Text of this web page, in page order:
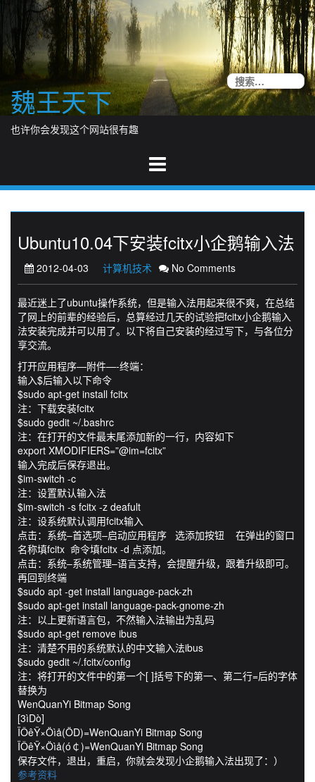
content
魏王天下
也许你会发现这个网站很有趣
搜
Ubuntu10.04下安装fcitx小企鹅输入法
2012-04-03 计算机技术 No Comments
最近迷上了ubuntu操作系统，但是输入法用起来很不爽，在总结
了网上的前辈的经验后，总算经过几天的试验把fcitx小企鹅输入
法安装完成并可以用了。以下将自己安装的经过写下，与各位分
享交流。
打开应用程序—附件—-终端：
输入$后输入以下命令
$sudo apt-get install fcitx
注：下载安装fcitx
$sudo gedit ~/.bashrc
注：在打开的文件最末尾添加新的一行，内容如下
export XMODIFIERS=”@im=fcitx”
输入完成后保存退出。
$im-switch -c
注：设置默认输入法
$im-switch -s fcitx -z deafult
注：设系统默认调用fcitx输入
点击：系统–首选项–启动应用程序 选添加按钮 在弹出的窗口
名称填fcitx 命令填fcitx -d 点添加。
点击：系统–系统管理–语言支持，会提醒升级，跟着升级即可。
再回到终端
$sudo apt -get install language-pack-zh
$sudo apt-get install language-pack-gnome-zh
注：以上更新语言包，不然输入法输出为乱码
$sudo apt-get remove ibus
注：清楚不用的系统默认的中文输入法ibus
$sudo gedit ~/.fcitx/config
注：将打开的文件中的第一个[ ]括号下的第一、第二行=后的字体
替换为
WenQuanYi Bitmap Song
[3ìDò]
ÏÔêŸ×Öìå(ÖD)=WenQuanYi Bitmap Song
ÏÔêŸ×Öìå(ó￠)=WenQuanYi Bitmap Song
保存文件，退出，重启，你就会发现小企鹅输入法出现了：）
参考资料